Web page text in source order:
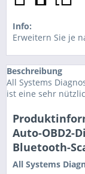
Info:
Erweitern Sie je
Beschreibung
All Systems
ist eine sehr
Auto-OBD2-
Bluetooth-
All Systems